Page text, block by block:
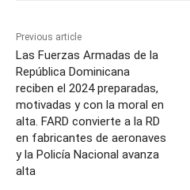
Previous article
Las Fuerzas Armadas de la
República Dominicana
reciben el 2024 preparadas,
motivadas y con la moral en
alta. FARD convierte a la RD
en fabricantes de aeronaves
y la Policía Nacional avanza
alta